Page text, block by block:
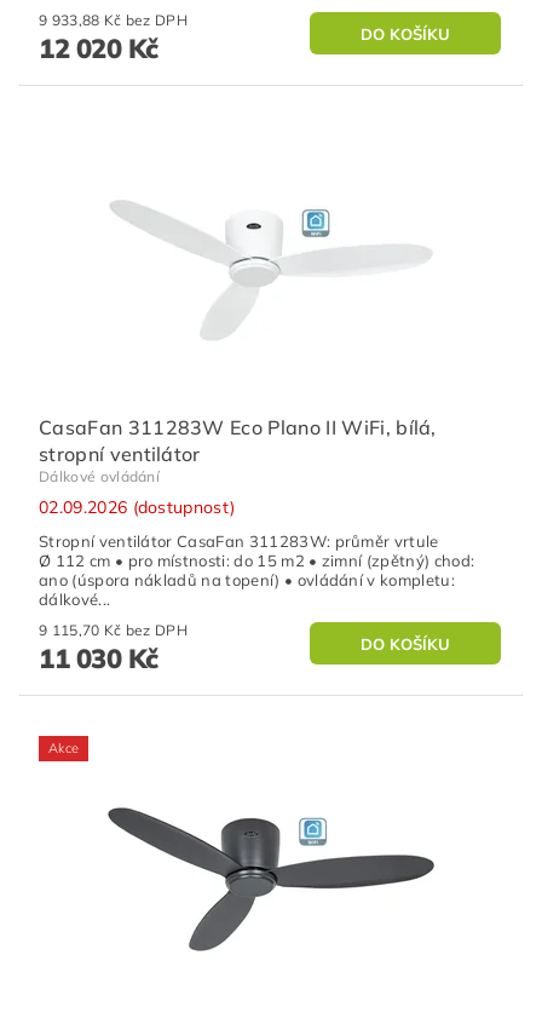
9 933,88 Kč bez DPH
12 020 Kč
CasaFan 311283W Eco Plano II WiFi, bílá,
stropní ventilátor
Dálkové ovládání
02.09.2026 (dostupnost)
Stropní ventilátor CasaFan 311283W: průměr vrtule
Ø 112 cm • pro místnosti: do 15 m2 • zimní (zpětný) chod:
ano (úspora nákladů na topení) • ovládání v kompletu:
dálkové...
9 115,70 Kč bez DPH
11 030 Kč
Akce